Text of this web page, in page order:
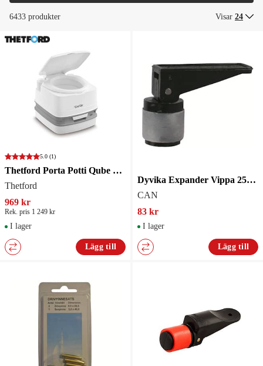
6433 produkter Visar 24
5.0 (1)
Thetford Porta Potti Qube 145c
Thetford
969 kr
Rek. pris 1 249 kr
I lager
Lägg till
Dyvika Expander Vippa 25mm
CAN
83 kr
I lager
Lägg till